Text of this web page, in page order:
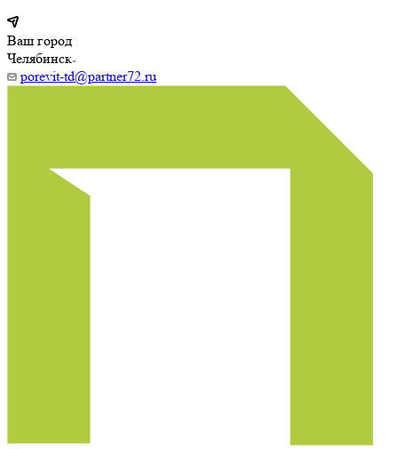
Ваш город
Челябинск
porevit-td@partner72.ru